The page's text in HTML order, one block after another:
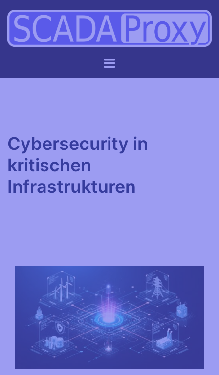
Inhalt
springen
Cybersecurity in
kritischen
Infrastrukturen